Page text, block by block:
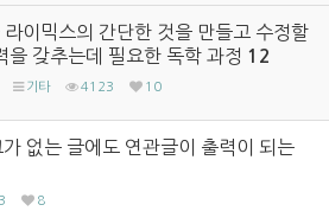
라이믹스의 간단한 것을 만들고 수정할
을 갖추는데 필요한 독학 과정 12
기타 4123 10
없는 글에도 연관글이 출력이 되는
8